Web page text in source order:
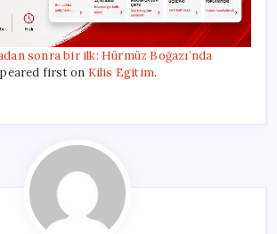
sonra bir ilk: Hürmüz Boğazı’nda
first on Kilis Egitim.